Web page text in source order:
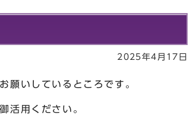
2025年4月17日
願いしているところです。
活用ください。